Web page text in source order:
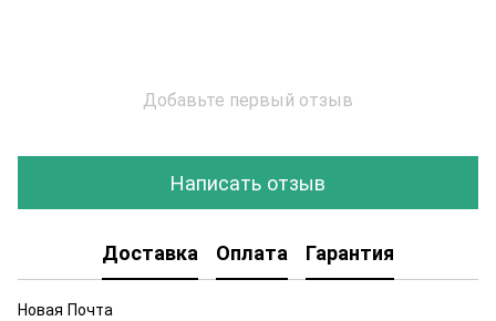
Добавьте первый отзыв
Написать отзыв
Доставка Оплата Гарантия
Новая Почта